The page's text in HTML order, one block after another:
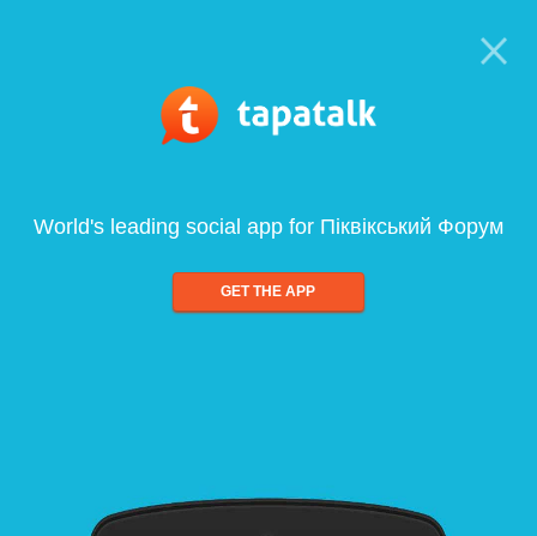
World's leading social app for Піквікський Форум
GET THE APP